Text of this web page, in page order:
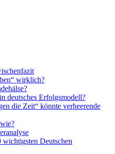
wirklich?
deutsches Erfolgsmodell?
die Zeit“ könnte verheerende
wichtigsten Deutschen